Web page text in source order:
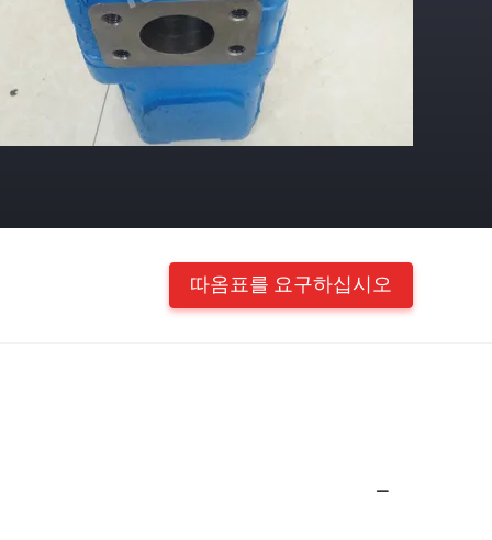
따옴표를 요구하십시오